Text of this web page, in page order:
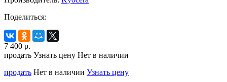
Поделиться:
7 400 р.
продать Узнать цену Нет в наличии
продать Нет в наличии Узнать цену